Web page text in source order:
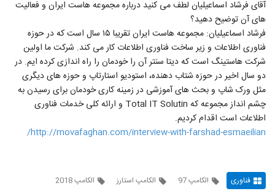
آقای فرشاد اسماعیلیان لطف می کنید درباره مجموعه هاست ایران و فعالیت
های آن توضیح دهید؟
فرشاد اسماعیلیان: مجموعه هاست ایران تقریبا ۱۵ سال است که در حوزه
فناوری اطلاعات و زیر ساخت فناوری اطلاعات کار می کند. شرکت ما اولین
شرکت هاستینگ است که دیتا سنتر آن را خودمان را راه اندازی کرده ایم. در
دو سال اخیر در حوزه شتاب دهنده، استودیو استارتاپ و حوزه های دیگری
مثل ورک شاپ و بحث های آموزشی در زمینه کاری خودمان برای رسیدن به
چشم انداز مجموعه که Total IT Solutin و ارائه کلی خدمات فناوری
اطلاعات است اقدام کردیم.
http://movafaghan.com/interview-with-farshad-esmaeilian/
فناوری الکامپ 97 الکامپ استارز
الکامپ 2018